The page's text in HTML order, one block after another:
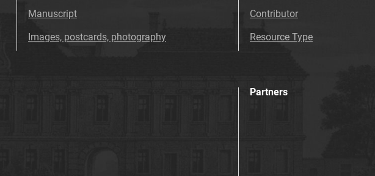
Manuscript
Images, postcards, photography
Contributor
Resource Type
Partners